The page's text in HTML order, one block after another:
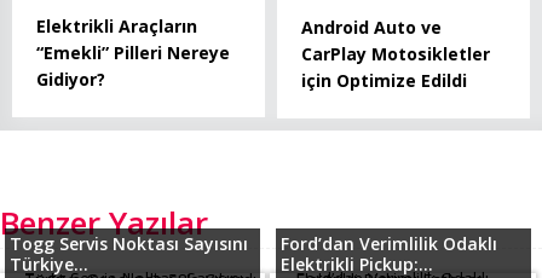
Elektrikli Araçların
“Emekli” Pilleri Nereye
Gidiyor?
Android Auto ve
CarPlay Motosikletler
için Optimize Edildi
Benzer Yazılar
Togg Servis Noktası Sayısını
Türkiye...
Ford’dan Verimlilik Odaklı
Elektrikli Pickup:...